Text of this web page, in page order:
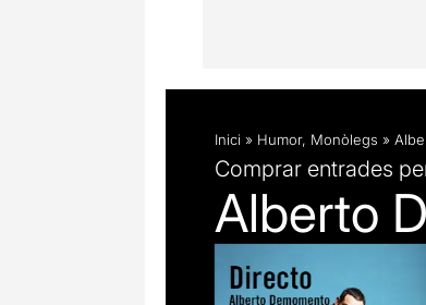
Inici » Humor, Monòlegs »
Comprar entrades
Alberto